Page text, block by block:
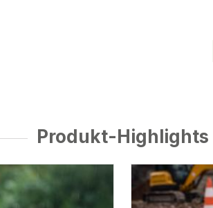
Produkt-Highlights